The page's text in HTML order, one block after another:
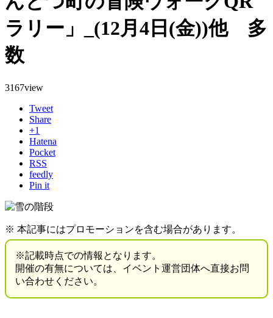
ラリー」_(12月4日(金))他 多
数
3167view
Tweet
Share
+1
Hatena
Pocket
RSS
feedly
Pin it
※ 本記事にはプロモーションを含む場合があります。
※記載時点での情報となります。
開催の有無については、イベント運営団体へ直接お問
い合わせください。